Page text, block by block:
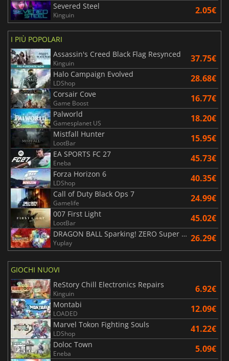
Severed Steel
Kinguin 2.05€
I PIÙ POPOLARI
Assassin's Creed Black Flag Resynced
Kinguin 37.75€
Halo Campaign Evolved
LDShop 28.68€
Corsair Cove
Game Boost 16.77€
Palworld
Gamesplanet US 18.20€
Mistfall Hunter
LootBar 15.95€
EA SPORTS FC 27
Eneba 45.73€
Forza Horizon 6
LDShop 40.35€
Call of Duty Black Ops 7
Gamelife 24.99€
007 First Light
LootBar 45.02€
DRAGON BALL Sparking! ZERO Super Limit Breaking NEO
Yuplay 26.29€
GIOCHI NUOVI
ReStory Chill Electronics Repairs
Kinguin 6.92€
Montabi
LOADED 12.09€
Marvel Tokon Fighting Souls
LDShop 41.22€
Doloc Town
Eneba 5.09€